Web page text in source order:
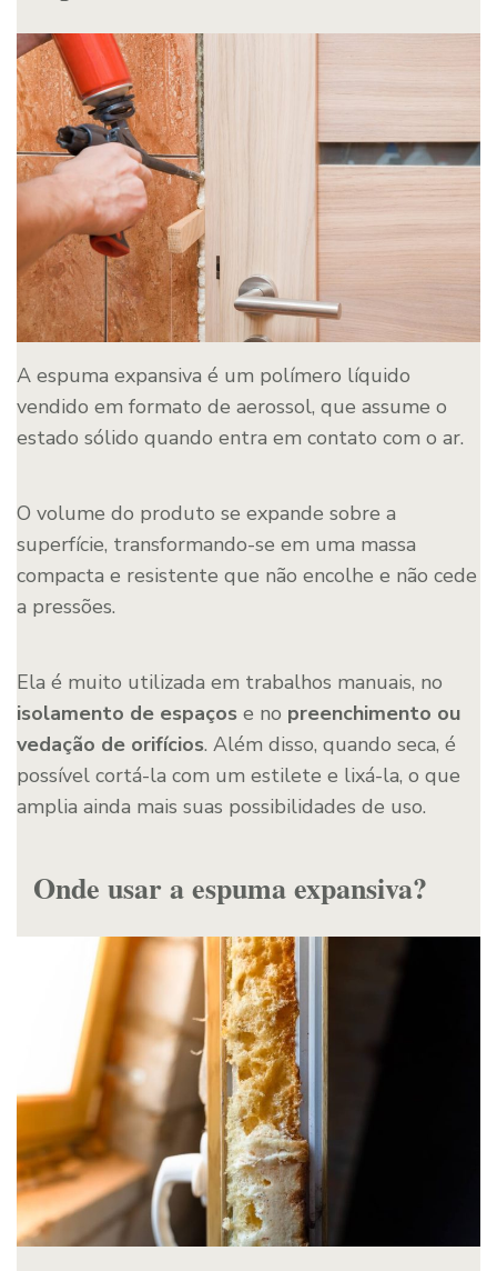
A espuma expansiva é um polímero líquido
vendido em formato de aerossol, que assume o
estado sólido quando entra em contato com o ar.
O volume do produto se expande sobre a
superfície, transformando-se em uma massa
compacta e resistente que não encolhe e não cede
a pressões.
Ela é muito utilizada em trabalhos manuais, no
isolamento de espaços e no preenchimento ou
vedação de orifícios. Além disso, quando seca, é
possível cortá-la com um estilete e lixá-la, o que
amplia ainda mais suas possibilidades de uso.
Onde usar a espuma expansiva?